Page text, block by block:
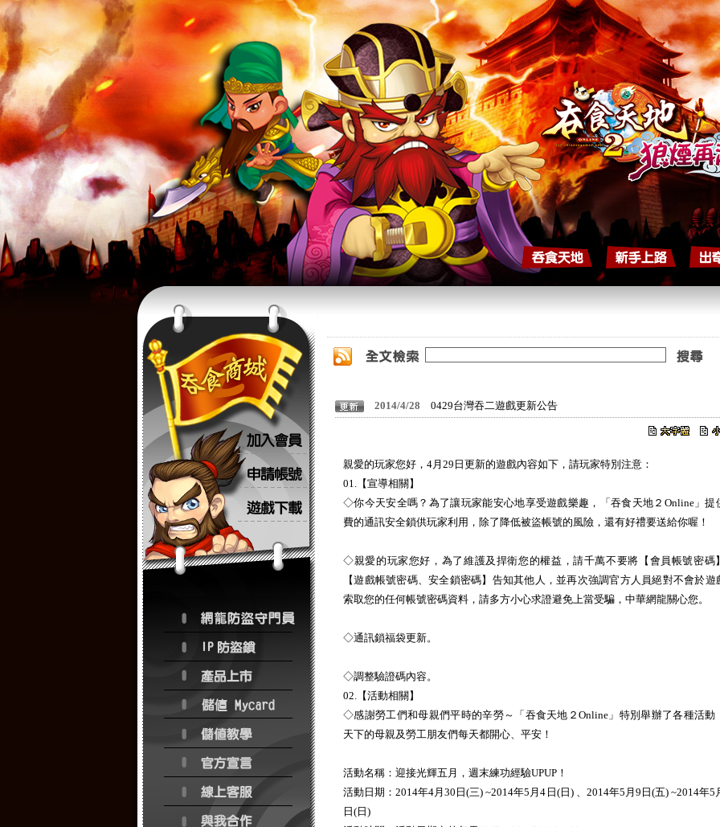
2014/4/28 0429台灣吞二遊戲更新公告
親愛的玩家您好，4月29日更新的遊戲內容如下，請玩家特別注意：
01.【宣導相關】
◇你今天安全嗎？為了讓玩家能安心地享受遊戲樂趣，「吞食天地２Online」提
費的通訊安全鎖供玩家利用，除了降低被盜帳號的風險，還有好禮要送給你喔！
◇親愛的玩家您好，為了維護及捍衛您的權益，請千萬不要將【會員帳號密碼
【遊戲帳號密碼、安全鎖密碼】告知其他人，並再次強調官方人員絕對不會於遊
索取您的任何帳號密碼資料，請多方小心求證避免上當受騙，中華網龍關心您。
◇通訊鎖福袋更新。
◇調整驗證碼內容。
02.【活動相關】
◇感謝勞工們和母親們平時的辛勞～「吞食天地２Online」特別舉辦了各種活動
天下的母親及勞工朋友們每天都開心、平安！
活動名稱：迎接光輝五月，週末練功經驗UPUP！
活動日期：2014年4月30日(三) ~2014年5月4日(日) 、2014年5月9日(五) ~2014年5
日(日)